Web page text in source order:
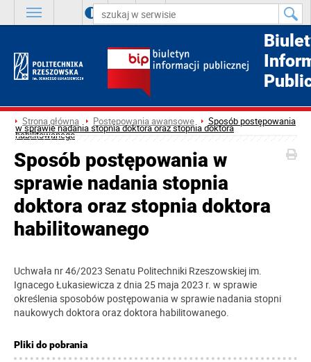
A A A
Strona główna Postępowania awansowe Sposób postępowania
w sprawie nadania stopnia doktora oraz stopnia doktora
habilitowanego
Sposób postępowania w
sprawie nadania stopnia
doktora oraz stopnia doktora
habilitowanego
Uchwała nr 46/2023 Senatu Politechniki Rzeszowskiej im.
Ignacego Łukasiewicza z dnia 25 maja 2023 r. w sprawie
określenia sposobów postępowania w sprawie nadania stopni
naukowych doktora oraz doktora habilitowanego.
Pliki do pobrania